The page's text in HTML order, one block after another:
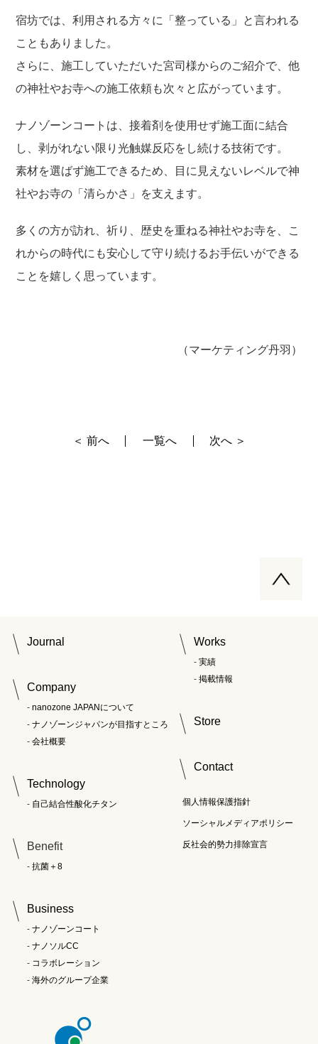
宿坊では、利用される方々に「整っている」と言われる
こともありました。
さらに、施工していただいた宮司様からのご紹介で、他
の神社やお寺への施工依頼も次々と広がっています。
ナノゾーンコートは、接着剤を使用せず施工面に結合
し、剥がれない限り光触媒反応をし続ける技術です。
素材を選ばず施工できるため、目に見えないレベルで神
社やお寺の「清らかさ」を支えます。
多くの方が訪れ、祈り、歴史を重ねる神社やお寺を、こ
れからの時代にも安心して守り続けるお手伝いができる
ことを嬉しく思っています。
（マーケティング丹羽）
＜ 前へ 一覧へ 次へ ＞
Journal
Company
nanozone JAPANについて
ナノゾーンジャパンが目指すところ
会社概要
Technology
自己結合性酸化チタン
Benefit
抗菌＋8
Business
ナノゾーンコート
ナノソルCC
コラボレーション
海外のグループ企業
Works
実績
掲載情報
Store
Contact
個人情報保護指針
ソーシャルメディアポリシー
反社会的勢力排除宣言